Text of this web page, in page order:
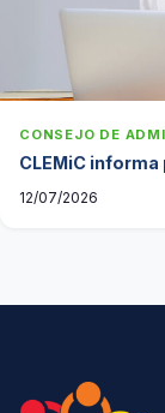
CONSEJO DE
CLEMiC
12/07/2026